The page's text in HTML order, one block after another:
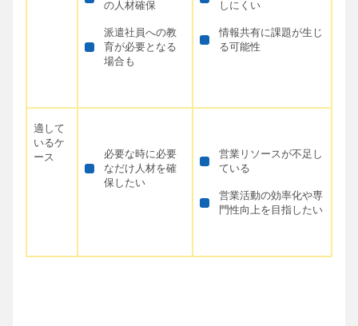
の人材確保
派遣社員への教
育が必要となる
場合も
しにくい
情報共有に課題が生じ
る可能性
適して
いるケ
ース
必要な時に必要
なだけ人材を確
保したい
営業リソースが不足し
ている
営業活動の効率化や専
門性向上を目指したい